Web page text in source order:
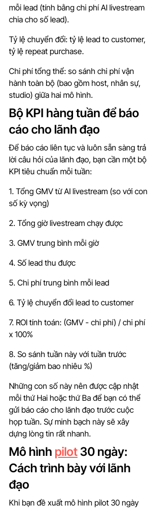
mỗi lead (tính bằng chi phí AI livestream
chia cho số lead).
Tỷ lệ chuyển đổi: tỷ lệ lead to customer,
tỷ lệ repeat purchase.
Chi phí tổng thể: so sánh chi phí vận
hành toàn bộ (bao gồm host, nhân sự,
studio) giữa hai mô hình.
Bộ KPI hàng tuần để báo
cáo cho lãnh đạo
Để báo cáo liên tục và luôn sẵn sàng trả
lời câu hỏi của lãnh đạo, bạn cần một bộ
KPI tiêu chuẩn mỗi tuần:
1. Tổng GMV từ AI livestream (so với con
số kỳ vọng)
2. Tổng giờ livestream chạy được
3. GMV trung bình mỗi giờ
4. Số lead thu được
5. Chi phí trung bình mỗi lead
6. Tỷ lệ chuyển đổi lead to customer
7. ROI tính toán: (GMV - chi phí) / chi phí
x 100%
8. So sánh tuần này với tuần trước
(tăng/giảm bao nhiêu %)
Những con số này nên được cập nhật
mỗi thứ Hai hoặc thứ Ba để bạn có thể
gửi báo cáo cho lãnh đạo trước cuộc
họp tuần. Sự minh bạch này sẽ xây
dựng lòng tin rất nhanh.
Mô hình pilot 30 ngày:
Cách trình bày với lãnh
đạo
Khi bạn đề xuất mô hình pilot 30 ngày